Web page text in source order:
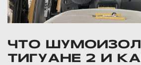
ЧТО
ТИГУАНЕ 2 И